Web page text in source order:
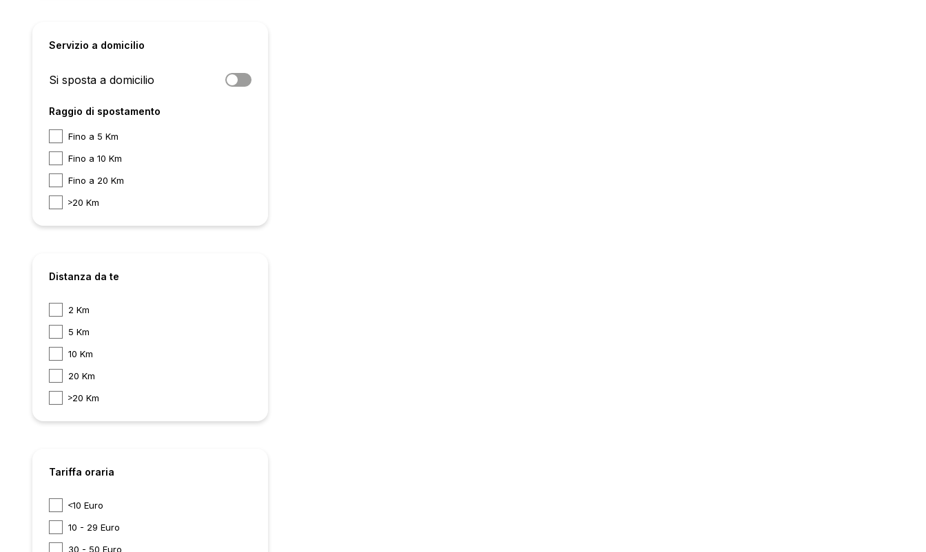
Servizio a domicilio
Si sposta a domicilio
Raggio di spostamento
Fino a 5 Km
Fino a 10 Km
Fino a 20 Km
20 Km
Distanza da te
2 Km
5 Km
10 Km
20 Km
20 Km
Tariffa oraria
10 Euro
10 - 29 Euro
30 - 50 Euro